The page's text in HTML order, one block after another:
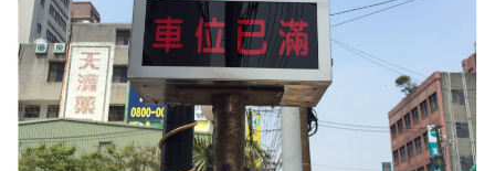
8.長距離讀卡機系列實績
9.車位在席導引系列實績
10.反向尋車系統實績